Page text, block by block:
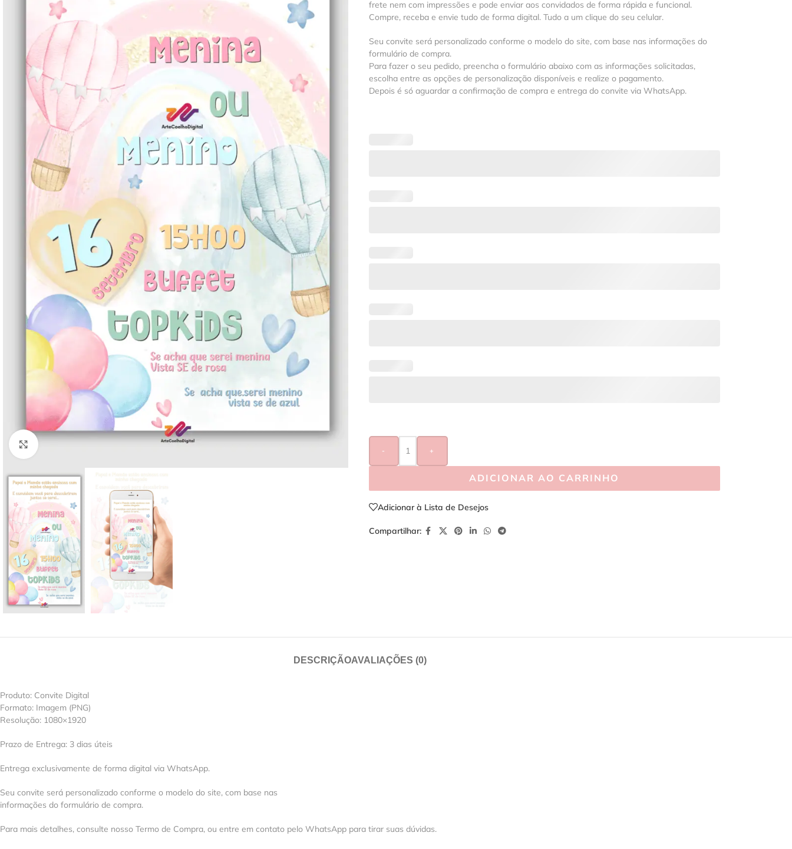
frete nem com impressões e pode enviar aos convidados de forma rápida e funcional.
Compre, receba e envie tudo de forma digital. Tudo a um clique do seu celular.
Seu convite será personalizado conforme o modelo do site, com base nas informações do
formulário de compra.
Para fazer o seu pedido, preencha o formulário abaixo com as informações solicitadas,
escolha entre as opções de personalização disponíveis e realize o pagamento.
Depois é só aguardar a confirmação de compra e entrega do convite via WhatsApp.
- +
ADICIONAR AO CARRINHO
Adicionar à Lista de Desejos
Compartilhar:
DESCRIÇÃOAVALIAÇÕES (0)
Produto: Convite Digital
Formato: Imagem (PNG)
Resolução: 1080×1920
Prazo de Entrega: 3 dias úteis
Entrega exclusivamente de forma digital via WhatsApp.
Seu convite será personalizado conforme o modelo do site, com base nas
informações do formulário de compra.
Para mais detalhes, consulte nosso Termo de Compra, ou entre em contato pelo WhatsApp para tirar suas dúvidas.